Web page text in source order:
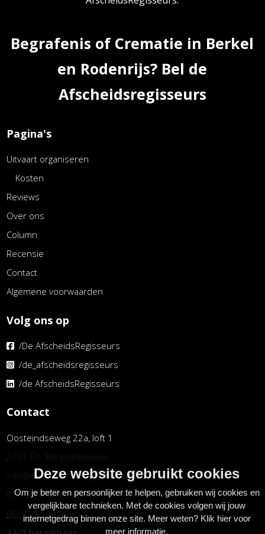
Begrafenis of Crematie in Berkel
en Rodenrijs? Bel de
Afscheidsregisseurs
Pagina's
Uitvaart organiseren
Kosten
Reviews
Over ons
Column
Recensie
Contact
Algemene voorwaarden
Volg ons op
/De AfscheidsRegisseurs
/de_afscheidsregisseurs
/de AfscheidsRegisseurs
Contact
Oosteindseweg 22a, loft 1
2661 ED Bergschenhoek
info@deafscheidsregisseurs.nl
010 5 807 807 of
06 12 43 44 66
Deze website gebruikt cookies
Om je beter en persoonlijker te helpen, gebruiken wij cookies en
vergelijkbare technieken. Met de cookies volgen wij jouw
internetgedrag binnen onze site. Meer weten? Klik hier voor
meer informatie.